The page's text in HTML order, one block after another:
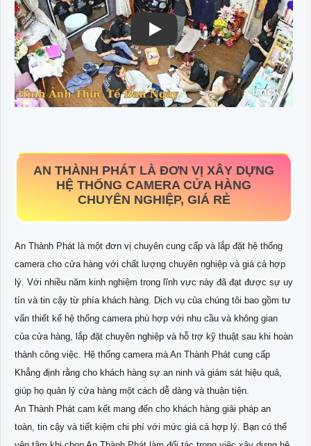
AN THÀNH PHÁT LÀ ĐƠN VỊ XÂY DỰNG
HỆ THỐNG CAMERA CỬA HÀNG
CHUYÊN NGHIỆP, GIÁ RẺ
An Thành Phát là một đơn vị chuyên cung cấp và lắp đặt hệ thống
camera cho cửa hàng với chất lượng chuyên nghiệp và giá cả hợp
lý. Với nhiều năm kinh nghiệm trong lĩnh vực này đã đạt được sự uy
tín và tin cậy từ phía khách hàng. Dịch vụ của chúng tôi bao gồm tư
vấn thiết kế hệ thống camera phù hợp với nhu cầu và không gian
của cửa hàng, lắp đặt chuyên nghiệp và hỗ trợ kỹ thuật sau khi hoàn
thành công việc. Hệ thống camera mà An Thành Phát cung cấp
Khẳng định rằng cho khách hàng sự an ninh và giám sát hiệu quả,
giúp họ quản lý cửa hàng một cách dễ dàng và thuận tiện.
An Thành Phát cam kết mang đến cho khách hàng giải pháp an
toàn, tin cậy và tiết kiệm chi phí với mức giá cả hợp lý. Bạn có thể